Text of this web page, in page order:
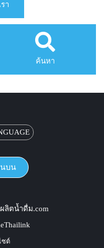
า
ค้นหา
ลิตน้ำดื่ม.com
ซต์
บน